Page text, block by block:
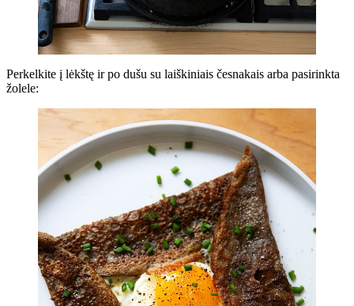
Perkelkite į lėkštę ir po dušu su laiškiniais česnakais arba pasirinkta
žolele: